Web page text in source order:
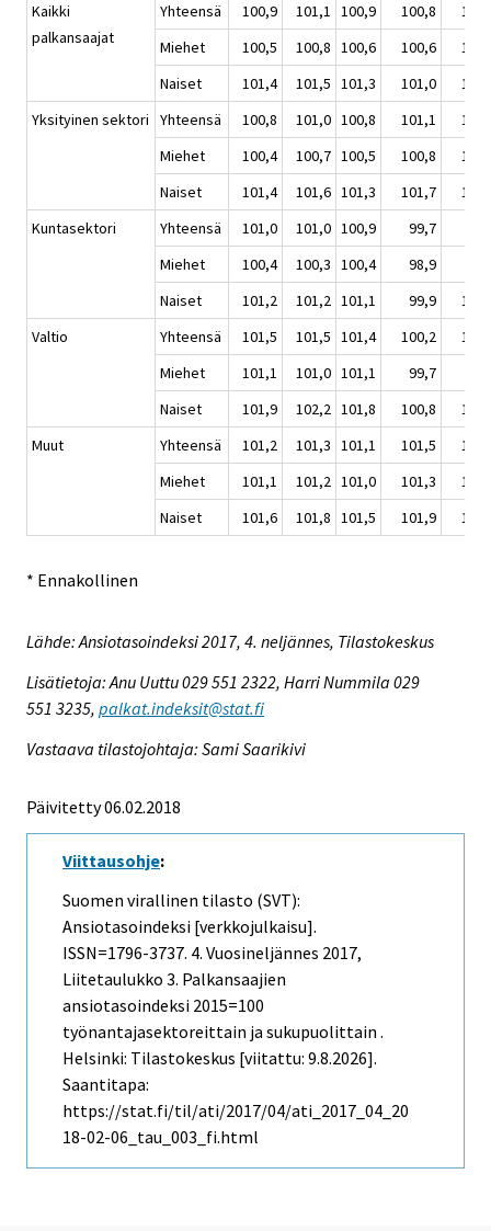
Kaikki
palkansaajat
Yhteensä 100,9 101,1 100,9 100,8
Miehet
100,5 100,8 100,6 100,6
Naiset
101,4 101,5 101,3 101,0
Yksityinen sektori
Yhteensä 100,8 101,0 100,8 101,1
Miehet
100,4 100,7 100,5 100,8
Naiset
101,4 101,6 101,3 101,7
Kuntasektori
Yhteensä 101,0 101,0 100,9 99,7
Miehet
100,4 100,3 100,4 98,9
Naiset
101,2 101,2 101,1 99,9
Valtio
Yhteensä 101,5 101,5 101,4 100,2
Miehet
101,1 101,0 101,1 99,7
Naiset
101,9 102,2 101,8 100,8
Muut
Yhteensä 101,2 101,3 101,1 101,5
Miehet
101,1 101,2 101,0 101,3
Naiset
101,6 101,8 101,5 101,9
* Ennakollinen
Lähde: Ansiotasoindeksi 2017, 4. neljännes, Tilastokeskus
Lisätietoja: Anu Uuttu 029 551 2322, Harri Nummila 029
551 3235, palkat.indeksit@stat.fi
Vastaava tilastojohtaja: Sami Saarikivi
Päivitetty 06.02.2018
Viittausohje:
Suomen virallinen tilasto (SVT):
Ansiotasoindeksi [verkkojulkaisu].
ISSN=1796-3737. 4. Vuosineljännes 2017,
Liitetaulukko 3. Palkansaajien
ansiotasoindeksi 2015=100
työnantajasektoreittain ja sukupuolittain .
Helsinki: Tilastokeskus [viitattu: 9.8.2026].
Saantitapa:
https://stat.fi/til/ati/2017/04/ati_2017_04_20
18-02-06_tau_003_fi.html